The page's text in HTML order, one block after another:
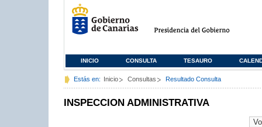
INICIO CONSULTA TESAURO
Estás en: Inicio Consultas Resultado Consulta
INSPECCION ADMINISTRATIVA